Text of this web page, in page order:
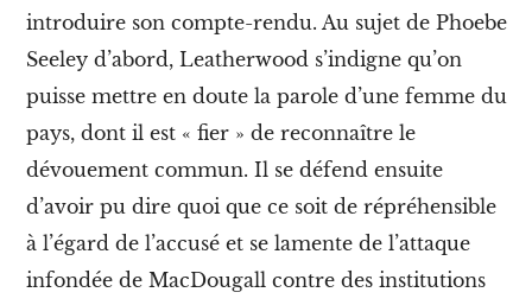
introduire son compte-rendu. Au sujet de Phoebe
Seeley d’abord, Leatherwood s’indigne qu’on
puisse mettre en doute la parole d’une femme du
pays, dont il est « fier » de reconnaître le
dévouement commun. Il se défend ensuite
d’avoir pu dire quoi que ce soit de répréhensible
à l’égard de l’accuséet se lamente de l’attaque
infondée de MacDougall contre des institutions
n
i
n
t
r
n
t
i
o
n